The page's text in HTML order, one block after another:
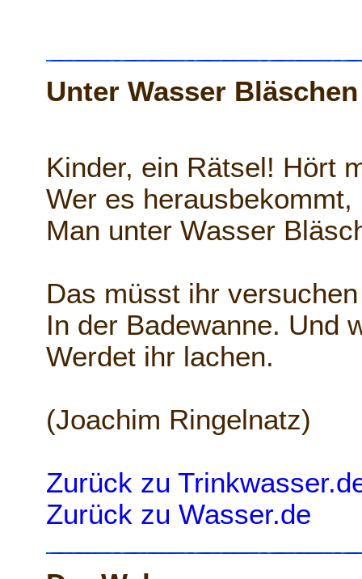
Unter Wasser
Kinder, ein Rätsel! Hört
Wer es
Man unter Wasser
Das müsst ihr
In der Badewanne. Und
Werdet ihr lachen.
(Joachim Ringelnatz)
Zurück zu
Zurück zu Wasser.de